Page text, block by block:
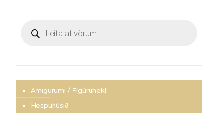
search
Amigurumi / Fígúruhekl
Hespuhúsið